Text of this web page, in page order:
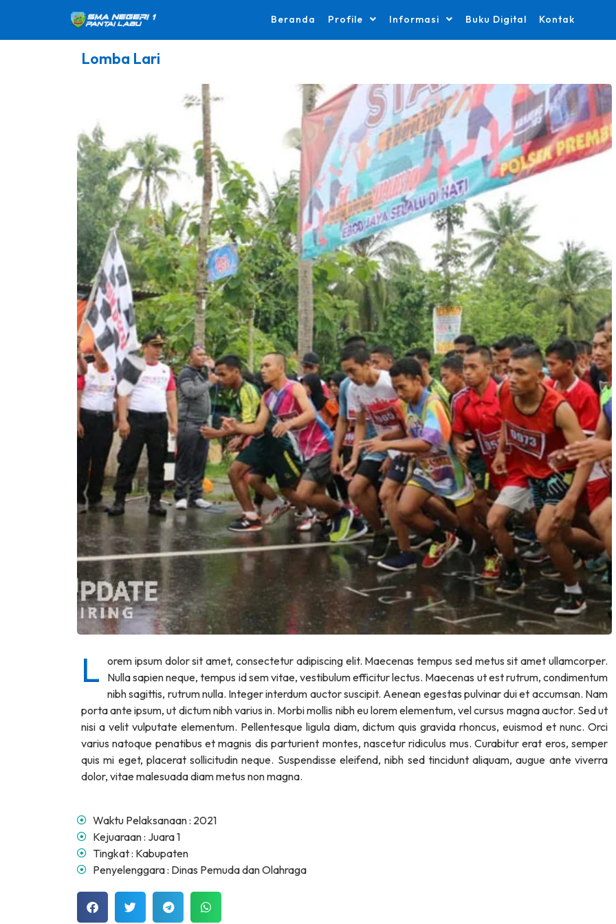
Beranda Profile Informasi Buku Digital Kontak
Lomba Lari
L orem ipsum dolor sit amet, consectetur adipiscing elit. Maecenas tempus sed metus sit amet ullamcorper.
Nulla sapien neque, tempus id sem vitae, vestibulum efficitur lectus. Maecenas ut est rutrum, condimentum
nibh sagittis, rutrum nulla. Integer interdum auctor suscipit. Aenean egestas pulvinar dui et accumsan. Nam
porta ante ipsum, ut dictum nibh varius in. Morbi mollis nibh eu lorem elementum, vel cursus magna auctor. Sed ut
nisi a velit vulputate elementum. Pellentesque ligula diam, dictum quis gravida rhoncus, euismod et nunc. Orci
varius natoque penatibus et magnis dis parturient montes, nascetur ridiculus mus. Curabitur erat eros, semper
quis mi eget, placerat sollicitudin neque. Suspendisse eleifend, nibh sed tincidunt aliquam, augue ante viverra
dolor, vitae malesuada diam metus non magna.
Waktu Pelaksanaan : 2021
Kejuaraan : Juara 1
Tingkat : Kabupaten
Penyelenggara : Dinas Pemuda dan Olahraga
Pengumuman
.
Pengumuman
Pantai Labu 12.00 - 00.00 WIB
Agenda Kegiatan Telah Selesai...
Pantai Labu 07.00 - 30.00 WIB
Agenda Kegiatan Telah Selesai...